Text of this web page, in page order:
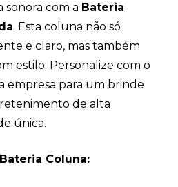
sonora com a Bateria
. Esta coluna não só
e claro, mas também
estilo. Personalize com o
empresa para um brinde
de alta
única.
Coluna: